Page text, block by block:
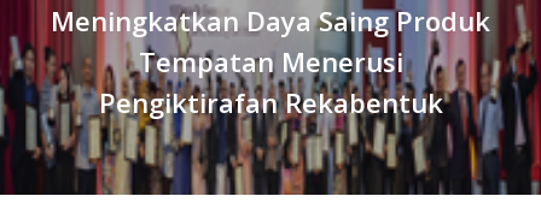
Meningkatkan Daya Saing Produk
Tempatan Menerusi
Pengiktirafan Rekabentuk